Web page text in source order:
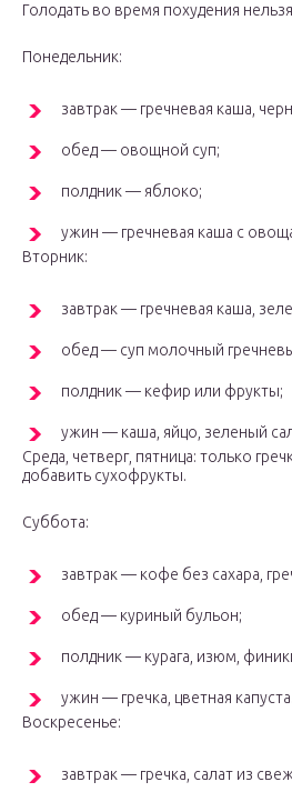
Голодать во время похудения нельзя
Понедельник:
завтрак — гречневая каша,
обед — овощной суп;
полдник — яблоко;
ужин — гречневая каша с
Вторник:
завтрак — гречневая каша,
обед — суп молочный
полдник — кефир или фрукты;
ужин — каша, яйцо, зеленый
Среда, четверг, пятница: только
добавить сухофрукты.
Суббота:
завтрак — кофе без сахара,
обед — куриный бульон;
полдник — курага, изюм,
ужин — гречка, цветная капуста.
Воскресенье:
завтрак — гречка, салат из